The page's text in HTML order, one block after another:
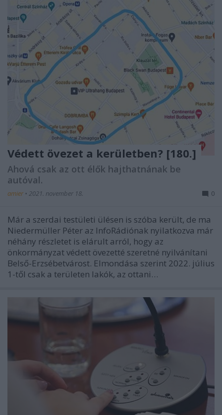
Védett övezet a kerületben? [180.]
Ahová csak az ott élők hajthatnának be
autóval.
amier • 2021. november 18. 0
Már a szerdai testületi ülésen is szóba került, de ma
Niedermüller Péter az InfoRádiónak nyilatkozva már
néhány részletet is elárult arról, hogy az
önkormányzat védett övezetté szeretné nyilvánítani
Belső-Erzsébetvárost. Elmondása szerint 2022. július
1-től csak a területen lakók, az ottani…